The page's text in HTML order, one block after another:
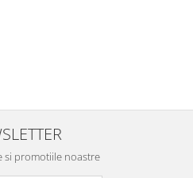
si promotiile noastre